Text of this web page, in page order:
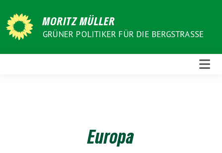
zum
Inhalt
MORITZ MÜLLER
GRÜNER POLITIKER FÜR DIE BERGSTRASSE
Europa